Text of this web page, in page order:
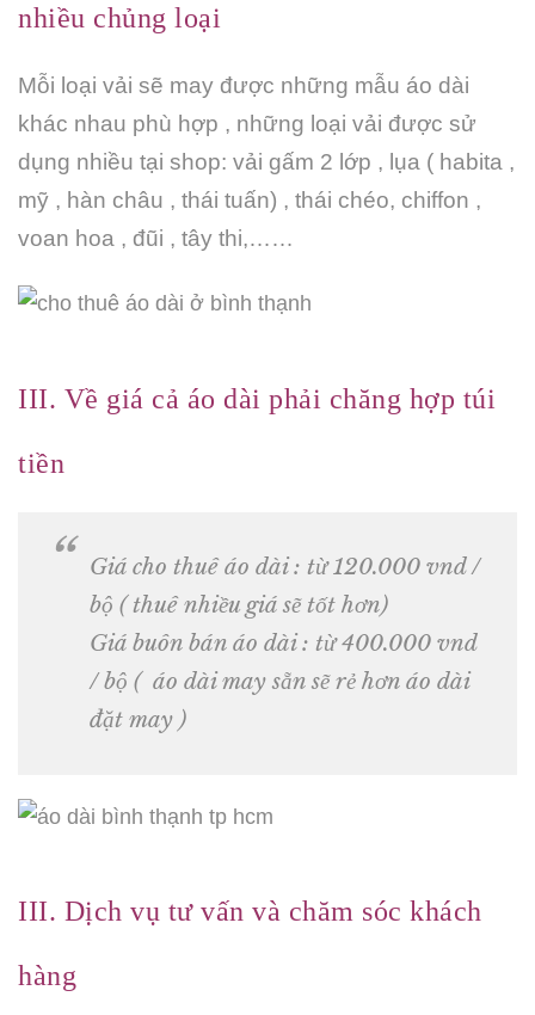
nhiều chủng loại
Mỗi loại vải sẽ may được những mẫu áo dài
khác nhau phù hợp , những loại vải được sử
dụng nhiều tại shop: vải gấm 2 lớp , lụa ( habita ,
mỹ , hàn châu , thái tuấn) , thái chéo, chiffon ,
voan hoa , đũi , tây thi,……
III. Về giá cả áo dài phải chăng hợp túi
tiền
Giá cho thuê áo dài : từ 120.000 vnd /
bộ ( thuê nhiều giá sẽ tốt hơn)
Giá buôn bán áo dài : từ 400.000 vnd
/ bộ ( áo dài may sẵn sẽ rẻ hơn áo dài
đặt may )
III. Dịch vụ tư vấn và chăm sóc khách
hàng